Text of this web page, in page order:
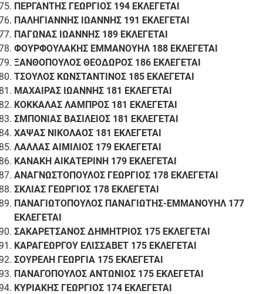
ΠΕΡΓΑΝΤΗΣ ΓΕΩΡΓΙΟΣ 194 ΕΚΛΕΓΕΤΑΙ
ΠΑΛΗΓΙΑΝΝΗΣ ΙΩΑΝΝΗΣ 191 ΕΚΛΕΓΕΤΑΙ
ΠΑΓΩΝΑΣ ΙΩΑΝΝΗΣ 189 ΕΚΛΕΓΕΤΑΙ
ΦΟΥΡΦΟΥΛΑΚΗΣ ΕΜΜΑΝΟΥΗΛ 188 ΕΚΛΕΓΕΤΑΙ
ΞΑΝΘΟΠΟΥΛΟΣ ΘΕΟΔΩΡΟΣ 186 ΕΚΛΕΓΕΤΑΙ
ΤΣΟΥΛΟΣ ΚΩΝΣΤΑΝΤΙΝΟΣ 185 ΕΚΛΕΓΕΤΑΙ
ΜΑΧΑΙΡΑΣ ΙΩΑΝΝΗΣ 181 ΕΚΛΕΓΕΤΑΙ
ΚΟΚΚΑΛΑΣ ΛΑΜΠΡΟΣ 181 ΕΚΛΕΓΕΤΑΙ
ΣΜΠΟΝΙΑΣ ΒΑΣΙΛΕΙΟΣ 181 ΕΚΛΕΓΕΤΑΙ
ΧΑΨΑΣ ΝΙΚΟΛΑΟΣ 181 ΕΚΛΕΓΕΤΑΙ
ΛΑΛΛΑΣ ΑΙΜΙΛΙΟΣ 179 ΕΚΛΕΓΕΤΑΙ
ΚΑΝΑΚΗ ΑΙΚΑΤΕΡΙΝΗ 179 ΕΚΛΕΓΕΤΑΙ
ΑΝΑΓΝΩΣΤΟΠΟΥΛΟΣ ΓΕΩΡΓΙΟΣ 178 ΕΚΛΕΓΕΤΑΙ
ΣΚΛΙΑΣ ΓΕΩΡΓΙΟΣ 178 ΕΚΛΕΓΕΤΑΙ
ΠΑΝΑΓΙΩΤΟΠΟΥΛΟΣ ΠΑΝΑΓΙΩΤΗΣ-ΕΜΜΑΝΟΥΗΛ 177
ΕΚΛΕΓΕΤΑΙ
ΣΑΚΑΡΕΤΣΑΝΟΣ ΔΗΜΗΤΡΙΟΣ 175 ΕΚΛΕΓΕΤΑΙ
ΚΑΡΑΓΕΩΡΓΟΥ ΕΛΙΣΣΑΒΕΤ 175 ΕΚΛΕΓΕΤΑΙ
ΣΟΥΡΕΛΗ ΓΕΩΡΓΙΑ 175 ΕΚΛΕΓΕΤΑΙ
ΠΑΝΑΓΟΠΟΥΛΟΣ ΑΝΤΩΝΙΟΣ 175 ΕΚΛΕΓΕΤΑΙ
ΚΥΡΙΑΚΗΣ ΓΕΩΡΓΙΟΣ 174 ΕΚΛΕΓΕΤΑΙ